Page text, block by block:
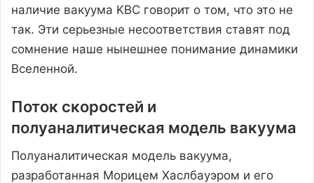
наличие вакуума KBC говорит о том, что это не
так. Эти серьезные несоответствия ставят под
сомнение наше нынешнее понимание динамики
Вселенной.
Поток скоростей и
полуаналитическая модель вакуума
Полуаналитическая модель вакуума,
разработанная Морицем Хаслбауэром и его